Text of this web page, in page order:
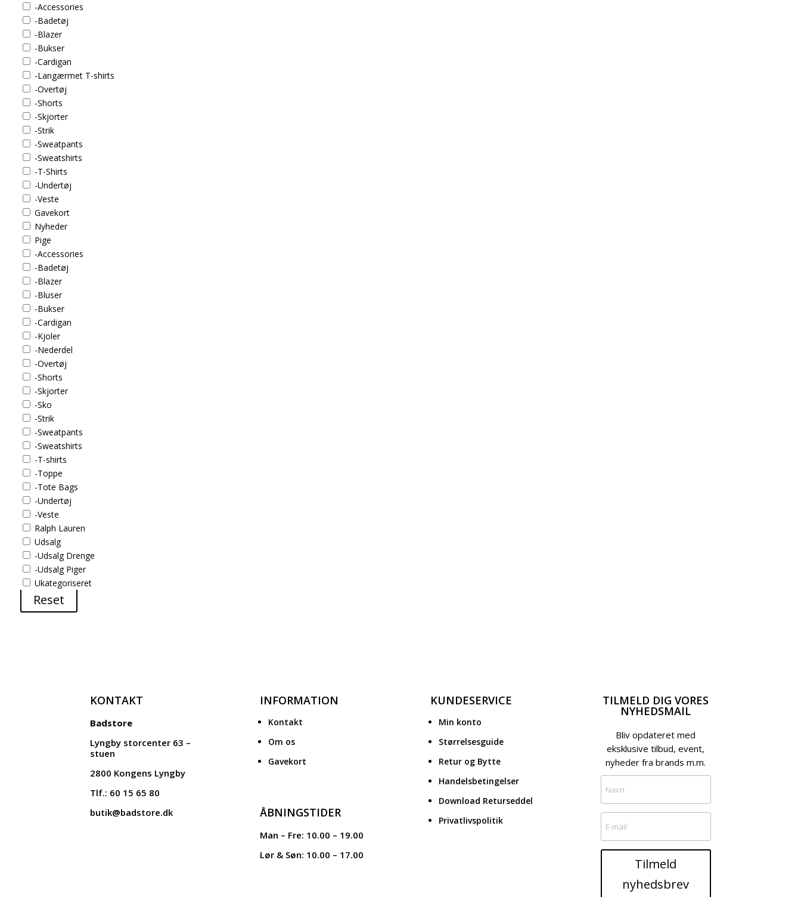
-Accessories
-Badetøj
-Blazer
-Bukser
-Cardigan
-Langærmet T-shirts
-Overtøj
-Shorts
-Skjorter
-Strik
-Sweatpants
-Sweatshirts
-T-Shirts
-Undertøj
-Veste
Gavekort
Nyheder
Pige
-Accessories
-Badetøj
-Blazer
-Bluser
-Bukser
-Cardigan
-Kjoler
-Nederdel
-Overtøj
-Shorts
-Skjorter
-Sko
-Strik
-Sweatpants
-Sweatshirts
-T-shirts
-Toppe
-Tote Bags
-Undertøj
-Veste
Ralph Lauren
Udsalg
-Udsalg Drenge
-Udsalg Piger
Ukategoriseret
Reset
KONTAKT
Badstore
Lyngby storcenter 63 –
stuen
2800 Kongens Lyngby
Tlf.: 60 15 65 80
butik@badstore.dk
INFORMATION
Kontakt
Om os
Gavekort
ÅBNINGSTIDER
Man – Fre: 10.00 – 19.00
Lør & Søn: 10.00 – 17.00
KUNDESERVICE
Min konto
Størrelsesguide
Retur og Bytte
Handelsbetingelser
Download Returseddel
Privatlivspolitik
TILMELD DIG VORES
NYHEDSMAIL
Bliv opdateret med
eksklusive tilbud, event,
nyheder fra brands m.m.
Tilmeld
nyhedsbrev